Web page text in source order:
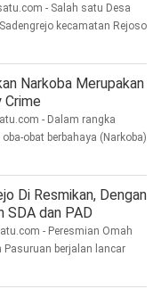
- Salah satu Desa
kecamatan Rejoso
Narkoba Merupakan
Crime
- Dalam rangka
obat berbahaya (Narkoba)
Di Resmikan, Dengan
SDA dan PAD
- Peresmian Omah
Pasuruan berjalan lancar